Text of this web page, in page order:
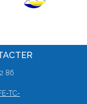
86
TC-